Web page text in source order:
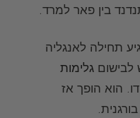
בין פאר למרד.
תחילה לאנגליה
גלימות
הוא הופך אז